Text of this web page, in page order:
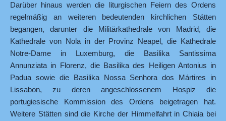
Darüber hinaus werden die liturgischen Feiern des Ordens
regelmäßig an weiteren bedeutenden kirchlichen Stätten
begangen, darunter die Militärkathedrale von Madrid, die
Kathedrale von Nola in der Provinz Neapel, die Kathedrale
Notre-Dame in Luxemburg, die Basilika Santissima
Annunziata in Florenz, die Basilika des Heiligen Antonius in
Padua sowie die Basilika Nossa Senhora dos Mártires in
Lissabon, zu deren angeschlossenem Hospiz die
portugiesische Kommission des Ordens beigetragen hat.
Weitere Stätten sind die Kirche der Himmelfahrt in Chiaia bei